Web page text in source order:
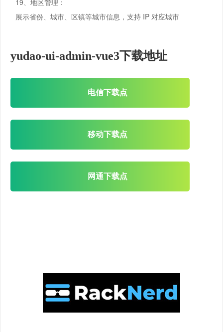
展示省份、城市、区镇等城市信息，支持 IP 对应城市
yudao-ui-admin-vue3下载地址
电信下载点
移动下载点
网通下载点